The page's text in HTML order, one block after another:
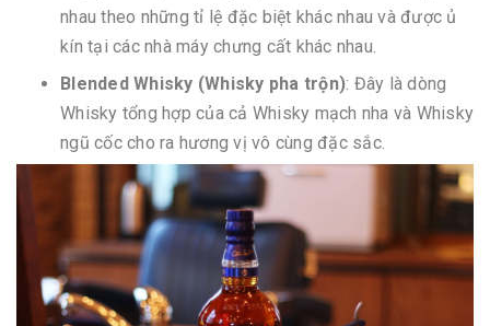
nhau theo những tỉ lệ đặc biệt khác nhau và được ủ
kín tại các nhà máy chưng cất khác nhau.
Blended Whisky (Whisky pha trộn): Đây là dòng
Whisky tổng hợp của cả Whisky mạch nha và Whisky
ngũ cốc cho ra hương vị vô cùng đặc sắc.